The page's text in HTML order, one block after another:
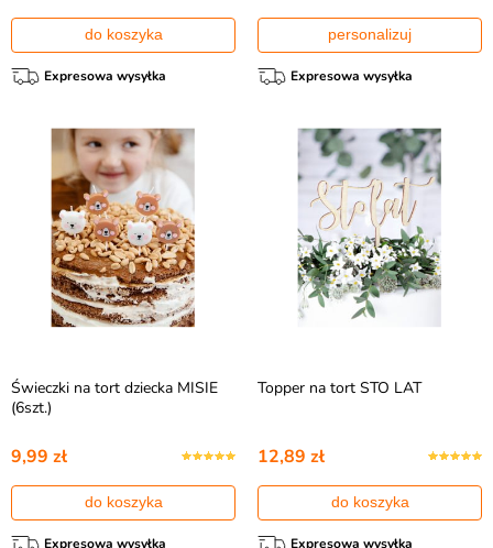
do koszyka
Expresowa wysyłka
personalizuj
Expresowa wysyłka
Świeczki na tort dziecka MISIE
(6szt.)
9,99 zł
do koszyka
Expresowa wysyłka
Topper na tort STO LAT
12,89 zł
do koszyka
Expresowa wysyłka